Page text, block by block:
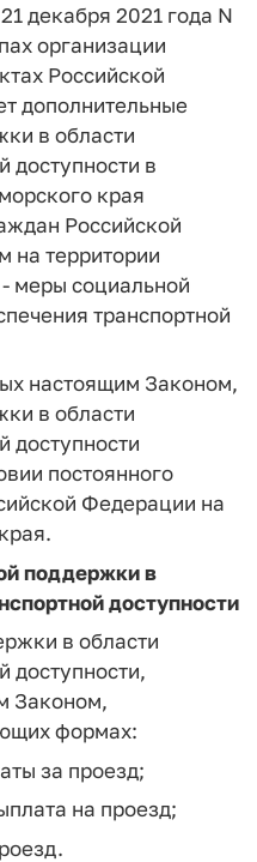
декабря 2021 года N
организации
Российской
дополнительные
в области
доступности в
края
Российской
территории
меры социальной
транспортной
настоящим Законом,
в области
доступности
постоянного
Федерации на
поддержки в
доступности
в области
доступности,
Законом,
формах:
за проезд;
на проезд;